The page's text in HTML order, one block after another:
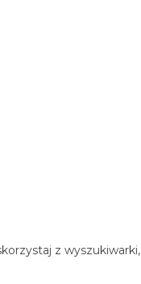
z wyszukiwarki,